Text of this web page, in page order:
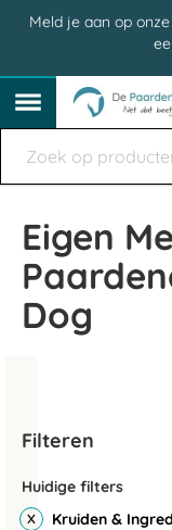
Meld je aan op onze
Eigen
Dog
Filteren
Huidige filters
Kruiden &